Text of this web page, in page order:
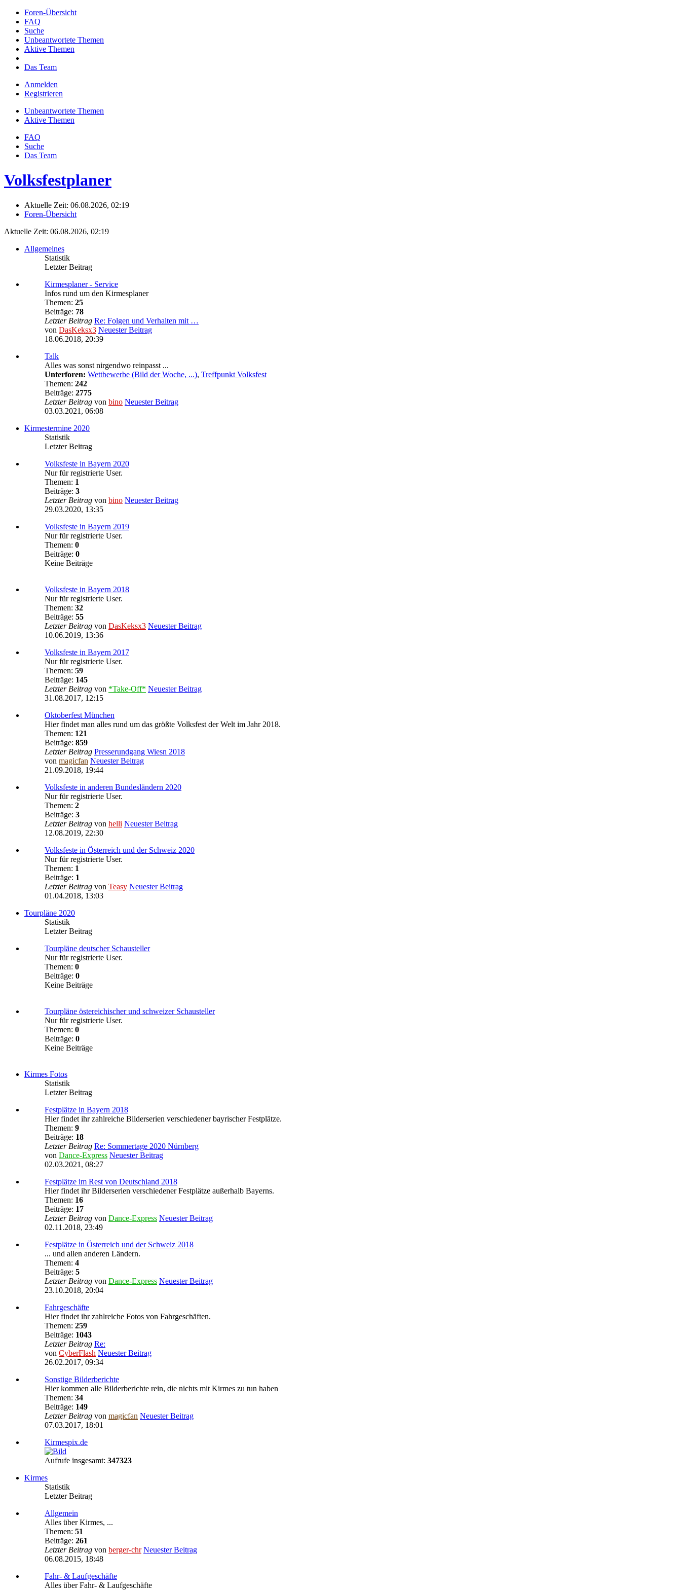
Foren-Übersicht
FAQ
Suche
Unbeantwortete Themen
Aktive Themen
Das Team
Anmelden
Registrieren
Unbeantwortete Themen
Aktive Themen
FAQ
Suche
Das Team
Volksfestplaner
Aktuelle Zeit: 06.08.2026, 02:19
Foren-Übersicht
Aktuelle Zeit: 06.08.2026, 02:19
Allgemeines
Statistik
Letzter Beitrag
Kirmesplaner - Service
Infos rund um den Kirmesplaner
Themen: 25
Beiträge: 78
Letzter Beitrag Re: Folgen und Verhalten mit …
von DasKeksx3 Neuester Beitrag
18.06.2018, 20:39
Talk
Alles was sonst nirgendwo reinpasst ...
Unterforen: Wettbewerbe (Bild der Woche, ...), Treffpunkt Volksfest
Themen: 242
Beiträge: 2775
Letzter Beitrag von bino Neuester Beitrag
03.03.2021, 06:08
Kirmestermine 2020
Statistik
Letzter Beitrag
Volksfeste in Bayern 2020
Nur für registrierte User.
Themen: 1
Beiträge: 3
Letzter Beitrag von bino Neuester Beitrag
29.03.2020, 13:35
Volksfeste in Bayern 2019
Nur für registrierte User.
Themen: 0
Beiträge: 0
Keine Beiträge
Volksfeste in Bayern 2018
Nur für registrierte User.
Themen: 32
Beiträge: 55
Letzter Beitrag von DasKeksx3 Neuester Beitrag
10.06.2019, 13:36
Volksfeste in Bayern 2017
Nur für registrierte User.
Themen: 59
Beiträge: 145
Letzter Beitrag von *Take-Off* Neuester Beitrag
31.08.2017, 12:15
Oktoberfest München
Hier findet man alles rund um das größte Volksfest der Welt im Jahr 2018.
Themen: 121
Beiträge: 859
Letzter Beitrag Presserundgang Wiesn 2018
von magicfan Neuester Beitrag
21.09.2018, 19:44
Volksfeste in anderen Bundesländern 2020
Nur für registrierte User.
Themen: 2
Beiträge: 3
Letzter Beitrag von helli Neuester Beitrag
12.08.2019, 22:30
Volksfeste in Österreich und der Schweiz 2020
Nur für registrierte User.
Themen: 1
Beiträge: 1
Letzter Beitrag von Teasy Neuester Beitrag
01.04.2018, 13:03
Tourpläne 2020
Statistik
Letzter Beitrag
Tourpläne deutscher Schausteller
Nur für registrierte User.
Themen: 0
Beiträge: 0
Keine Beiträge
Tourpläne östereichischer und schweizer Schausteller
Nur für registrierte User.
Themen: 0
Beiträge: 0
Keine Beiträge
Kirmes Fotos
Statistik
Letzter Beitrag
Festplätze in Bayern 2018
Hier findet ihr zahlreiche Bilderserien verschiedener bayrischer Festplätze.
Themen: 9
Beiträge: 18
Letzter Beitrag Re: Sommertage 2020 Nürnberg
von Dance-Express Neuester Beitrag
02.03.2021, 08:27
Festplätze im Rest von Deutschland 2018
Hier findet ihr Bilderserien verschiedener Festplätze außerhalb Bayerns.
Themen: 16
Beiträge: 17
Letzter Beitrag von Dance-Express Neuester Beitrag
02.11.2018, 23:49
Festplätze in Österreich und der Schweiz 2018
... und allen anderen Ländern.
Themen: 4
Beiträge: 5
Letzter Beitrag von Dance-Express Neuester Beitrag
23.10.2018, 20:04
Fahrgeschäfte
Hier findet ihr zahlreiche Fotos von Fahrgeschäften.
Themen: 259
Beiträge: 1043
Letzter Beitrag Re:
von CyberFlash Neuester Beitrag
26.02.2017, 09:34
Sonstige Bilderberichte
Hier kommen alle Bilderberichte rein, die nichts mit Kirmes zu tun haben
Themen: 34
Beiträge: 149
Letzter Beitrag von magicfan Neuester Beitrag
07.03.2017, 18:01
Kirmespix.de
Aufrufe insgesamt: 347323
Kirmes
Statistik
Letzter Beitrag
Allgemein
Alles über Kirmes, ...
Themen: 51
Beiträge: 261
Letzter Beitrag von berger-chr Neuester Beitrag
06.08.2015, 18:48
Fahr- & Laufgeschäfte
Alles über Fahr- & Laufgeschäfte